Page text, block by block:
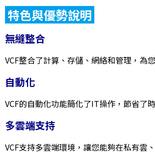
特色與優勢說明
無縫整合
VCF整合了計算、存儲、網絡和管理，為
自動化
VCF的自動化功能簡化了IT操作，節省了
多雲端支持
VCF支持多雲端環境，讓您能夠在私有雲